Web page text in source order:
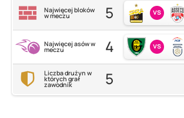
Najwięcej bloków
w meczu 5 vs
Najwięcej asów w
meczu 4 vs
Liczba drużyn w
których grał
zawodnik 5